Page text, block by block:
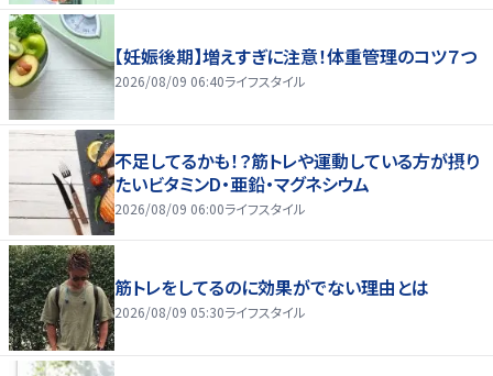
【妊娠後期】増えすぎに注意！体重管理のコツ７つ
2026/08/09 06:40ライフスタイル
不足してるかも！？筋トレや運動している方が摂り
たいビタミンD・亜鉛・マグネシウム
2026/08/09 06:00ライフスタイル
筋トレをしてるのに効果がでない理由とは
2026/08/09 05:30ライフスタイル